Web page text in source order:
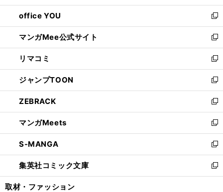
開
く
ウ
で
開
く
ウ
ィ
ン
ド
ウ
で
開
く
し
い
ウ
ィ
ン
ド
ウ
で
開
く
office YOU
新
し
い
ウ
ィ
ン
ド
ウ
で
開
く
マンガMee公式サイト
新
し
い
ウ
ィ
ン
ド
ウ
で
開
く
リマコミ
新
し
い
ウ
ィ
ン
ド
ウ
で
開
く
ジャンプTOON
新
し
い
ウ
ィ
ン
ド
ウ
で
開
ZEBRACK
新
し
い
ウ
ィ
ン
ド
ウ
マンガMeets
新
し
い
ウ
ィ
ン
S-MANGA
新
し
い
ウ
集英社コミック文庫
新
し
取材・ファッション